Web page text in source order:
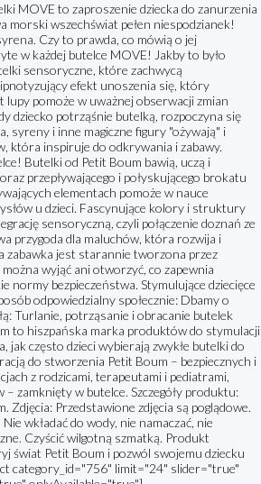
MOVE to zaproszenie dziecka do zanurzenia
wszechświat pełen niespodzianek!
Czy to prawda, co mówią o jej
w każdej butelce MOVE! Jakby to było
sensoryczne, które zachwycą
efekt unoszenia się, który
pomoże w uważnej obserwacji zmian
dziecko potrząśnie butelką, rozpoczyna się
syreny i inne magiczne figury "ożywają" i
która inspiruje do odkrywania i zabawy.
Butelki od Petit Boum bawią, uczą i
przepływającego i połyskującego brokatu
elementach pomoże w nauce
u dzieci. Fascynujące kolory i struktury
sensoryczną, czyli połączenie doznań ze
przygoda dla maluchów, która rozwija i
zabawka jest starannie tworzona przez
wyjąć ani otworzyć, co zapewnia
normy bezpieczeństwa. Stymulujące dziecięce
odpowiedzialny społecznie: Dbamy o
Turlanie, potrząsanie i obracanie butelek
to hiszpańska marka produktów do stymulacji
jak często dzieci wybierają zwykłe butelki do
do stworzenia Petit Boum – bezpiecznych i
z rodzicami, terapeutami i pediatrami,
zamknięty w butelce. Szczegóły produktu:
Zdjęcia: Przedstawione zdjęcia są poglądowe.
wkładać do wody, nie namaczać, nie
Czyścić wilgotną szmatką. Produkt
świat Petit Boum i pozwól swojemu dziecku
category_id="756" limit="24" slider="true"